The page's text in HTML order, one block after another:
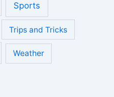
Sports
Trips and Tricks
Weather